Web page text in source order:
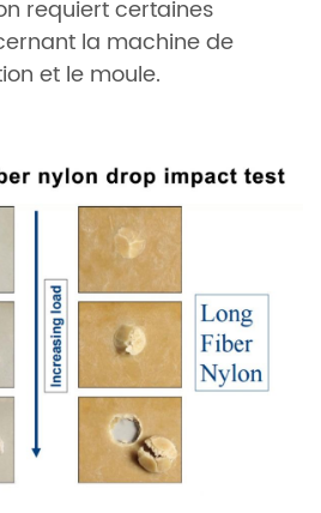
requiert certaines
la machine de
et le moule.